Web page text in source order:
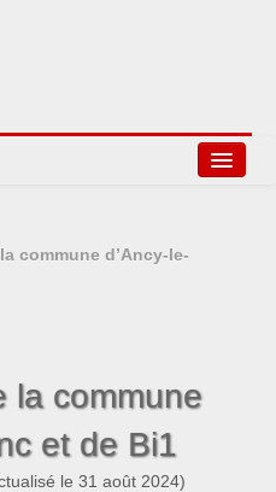
commune d’Ancy-le-
la commune
et de Bi1
le 31 août 2024)